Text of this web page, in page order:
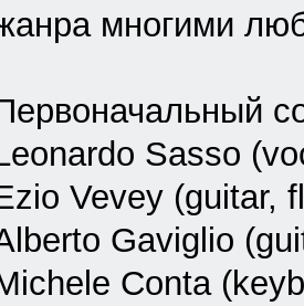
многими
Sasso
Vevey (guitar,
Gaviglio
Conta